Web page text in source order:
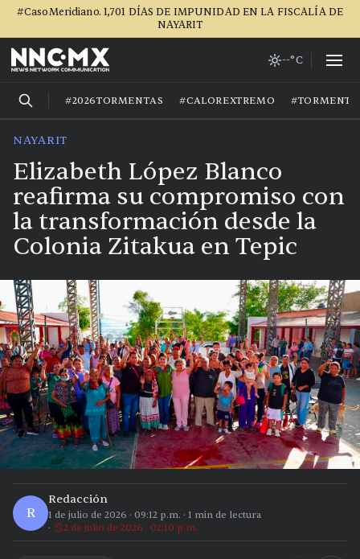
#CasoMeridiano. 1,701 DÍAS DE IMPUNIDAD EN LA FISCALÍA DE
NAYARIT
--°C
#2026TORMENTAS #CALOREXTREMO
NAYARIT
Elizabeth López Blanco
reafirma su compromiso con
la transformación desde la
Colonia Zitakua en Tepic
R
Redacción
1 de julio de 2026 · 09:12 p.m. · 1 min de lectura
2 de julio de 2026 · 02:10 p.m.